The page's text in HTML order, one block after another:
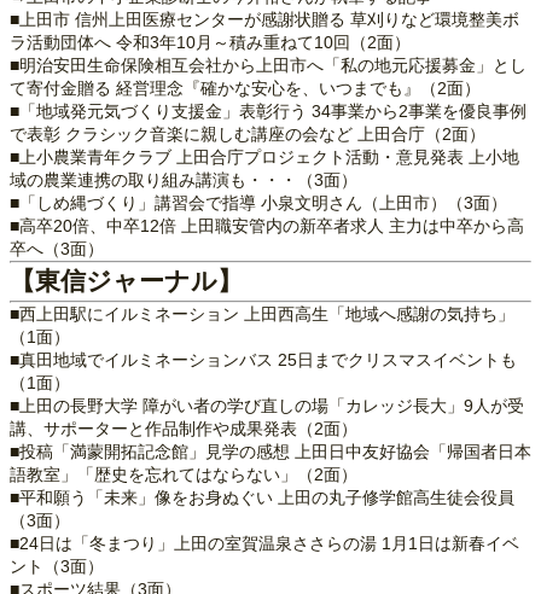
■上田市 信州上田医療センターが感謝状贈る 草刈りなど環境整美ボ
ラ活動団体へ 令和3年10月～積み重ねて10回（2面）
■明治安田生命保険相互会社から上田市へ「私の地元応援募金」とし
て寄付金贈る 経営理念『確かな安心を、いつまでも』（2面）
■「地域発元気づくり支援金」表彰行う 34事業から2事業を優良事例
で表彰 クラシック音楽に親しむ講座の会など 上田合庁（2面）
■上小農業青年クラブ 上田合庁プロジェクト活動・意見発表 上小地
域の農業連携の取り組み講演も・・・（3面）
■「しめ縄づくり」講習会で指導 小泉文明さん（上田市）（3面）
■高卒20倍、中卒12倍 上田職安管内の新卒者求人 主力は中卒から高
卒へ（3面）
【東信ジャーナル】
■西上田駅にイルミネーション 上田西高生「地域へ感謝の気持ち」
（1面）
■真田地域でイルミネーションバス 25日までクリスマスイベントも
（1面）
■上田の長野大学 障がい者の学び直しの場「カレッジ長大」9人が受
講、サポーターと作品制作や成果発表（2面）
■投稿「満蒙開拓記念館」見学の感想 上田日中友好協会「帰国者日本
語教室」「歴史を忘れてはならない」（2面）
■平和願う「未来」像をお身ぬぐい 上田の丸子修学館高生徒会役員
（3面）
■24日は「冬まつり」上田の室賀温泉ささらの湯 1月1日は新春イベ
ント（3面）
■スポーツ結果（3面）